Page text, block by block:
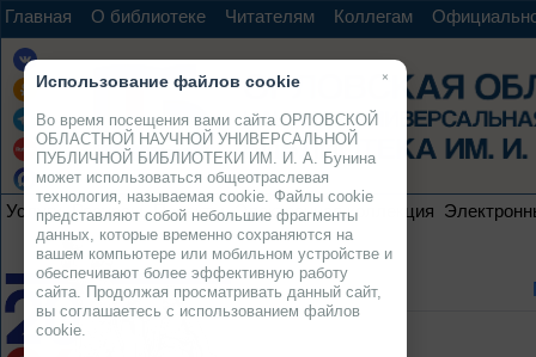
Главная О библиотеке Читателям Коллегам
Услуги Ресурсы Проекты Электронная коллекция
×
Использование файлов cookie
Во время посещения вами сайта ОРЛОВСКОЙ
ОБЛАСТНОЙ НАУЧНОЙ УНИВЕРСАЛЬНОЙ
ПУБЛИЧНОЙ БИБЛИОТЕКИ ИМ. И. А. Бунина
может использоваться общеотраслевая
технология, называемая cookie. Файлы cookie
представляют собой небольшие фрагменты
данных, которые временно сохраняются на
вашем компьютере или мобильном устройстве и
обеспечивают более эффективную работу
сайта. Продолжая просматривать данный сайт,
вы соглашаетесь с использованием файлов
cookie.